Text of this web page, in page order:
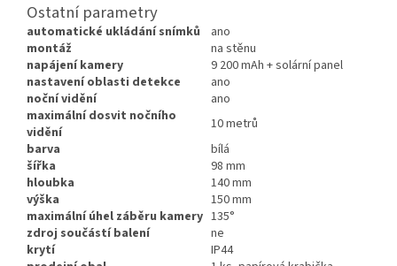
Ostatní parametry
automatické ukládání snímků
ano
montáž
na stěnu
napájení kamery
9 200 mAh + solární panel
nastavení oblasti detekce
ano
noční vidění
ano
maximální dosvit nočního
vidění
10 metrů
barva
bílá
šířka
98 mm
hloubka
140 mm
výška
150 mm
maximální úhel záběru kamery 135°
zdroj součástí balení
ne
krytí
IP44